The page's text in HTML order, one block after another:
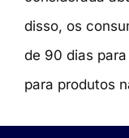
disso, os
de 90 dias
para produtos